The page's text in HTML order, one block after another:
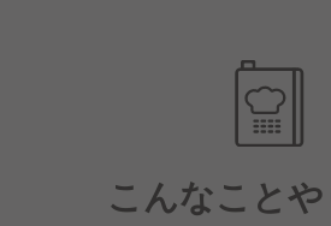
こんなこと